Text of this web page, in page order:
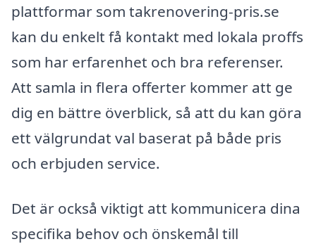
plattformar som takrenovering-pris.se
kan du enkelt få kontakt med lokala proffs
som har erfarenhet och bra referenser.
Att samla in flera offerter kommer att ge
dig en bättre överblick, så att du kan göra
ett välgrundat val baserat på både pris
och erbjuden service.
Det är också viktigt att kommunicera dina
specifika behov och önskemål till